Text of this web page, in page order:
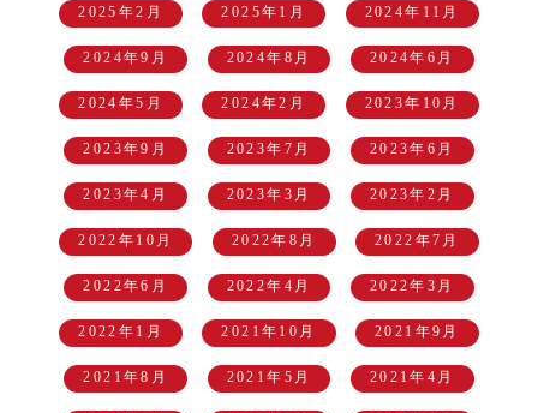
2025年2月 2025年1月 2024年11月
2024年9月 2024年8月 2024年6月
2024年5月 2024年2月 2023年10月
2023年9月 2023年7月 2023年6月
2023年4月 2023年3月 2023年2月
2022年10月 2022年8月 2022年7月
2022年6月 2022年4月 2022年3月
2022年1月 2021年10月 2021年9月
2021年8月 2021年5月 2021年4月